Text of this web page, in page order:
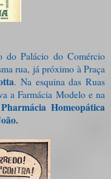
do Palácio do Comércio
rua, já próximo à Praça
. Na esquina das Ruas
a Farmácia Modelo e na
Pharmácia Homeopática